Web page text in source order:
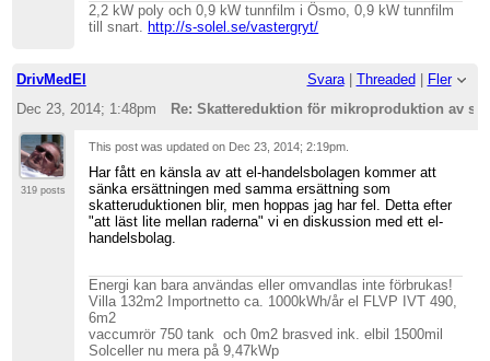
2,2 kW poly och 0,9 kW tunnfilm i Ösmo, 0,9 kW tunnfilm
till snart.http://s-solel.se/vastergryt/
DrivMedEl Svara| Threaded
Fler
Dec 23, 2014; 1:48pm
Re: Skattereduktion för mikroproduktion av
319 posts
This post was updated on Dec 23, 2014; 2:19pm
Har fått en känsla av att el-handelsbolagen kommer att
sänka ersättningen med samma ersättning som
skatteruduktionen blir, men hoppas jag har fel. Detta efter
"att läst lite mellan raderna" vi en diskussion med ett el-
handelsbolag.
Energi kan bara användas eller omvandlas inte förbrukas!
Villa 132m2 Importnetto ca. 1000kWh/år el FLVP IVT 490,
6m2
vaccumrör 750 tank och 0m2 brasved ink. elbil 1500mil
Solceller nu mera på 9,47kWp